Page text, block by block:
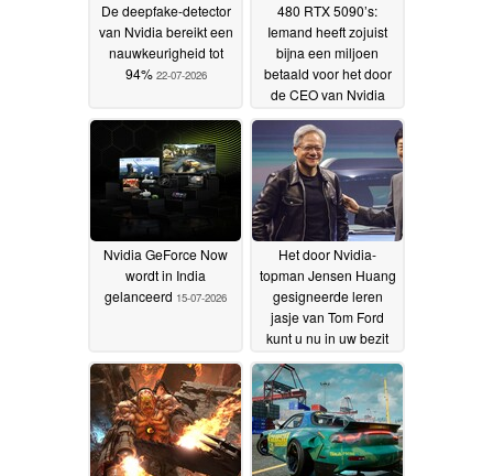
De deepfake-detector
van Nvidia bereikt een
nauwkeurigheid tot
94% 22-07-2026
480 RTX 5090’s:
Iemand heeft zojuist
bijna een miljoen
betaald voor het door
de CEO van Nvidia
18-07-2026
Nvidia GeForce Now
wordt in India
gelanceerd 15-07-2026
Het door Nvidia-
topman Jensen Huang
gesigneerde leren
jasje van Tom Ford
kunt u nu in uw bezit
RTX 5090-grafische
kaarten11-07-2026